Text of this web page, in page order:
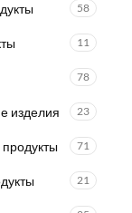
58
11
78
изделия 23
71
21